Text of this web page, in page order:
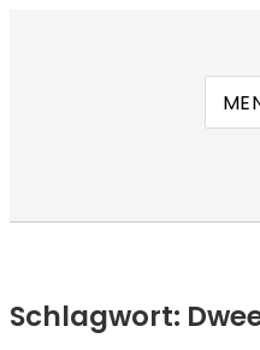
Schlagwort: